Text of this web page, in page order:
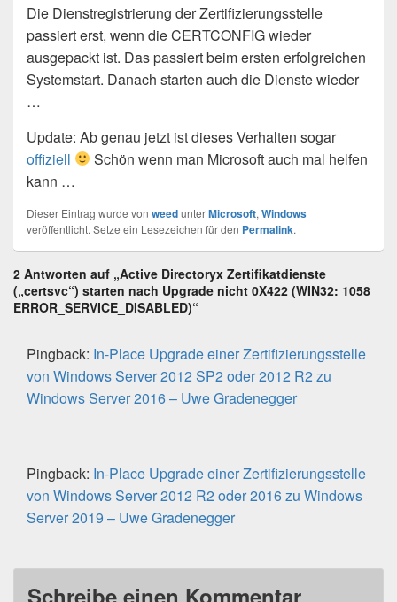
Die Dienstregistrierung der Zertifizierungsstelle
passiert erst, wenn die CERTCONFIG wieder
ausgepackt ist. Das passiert beim ersten erfolgreichen
Systemstart. Danach starten auch die Dienste wieder
…
Update: Ab genau jetzt ist dieses Verhalten sogar
offiziell
Schön wenn man Microsoft auch mal helfen
kann …
Dieser Eintrag wurde von weedunterMicrosoft, Windows
veröffentlicht. Setze ein Lesezeichen für den Permalink.
2 Antworten auf „Active Directoryx Zertifikatdienste
(„certsvc“) starten nach Upgrade nicht 0X422 (WIN32: 1058
ERROR_SERVICE_DISABLED)“
Pingback: In-Place Upgrade einer Zertifizierungsstelle
von Windows Server 2012 SP2 oder 2012 R2 zu
Windows Server 2016 – Uwe Gradenegger
Pingback: In-Place Upgrade einer Zertifizierungsstelle
von Windows Server 2012 R2 oder 2016 zu Windows
Server 2019 – Uwe Gradenegger
Schreibe einen Kommentar